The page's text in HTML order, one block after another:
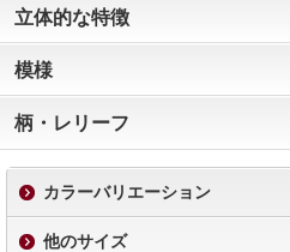
立体的な特徴
模様
柄・レリーフ
カラーバリエーション
他のサイズ